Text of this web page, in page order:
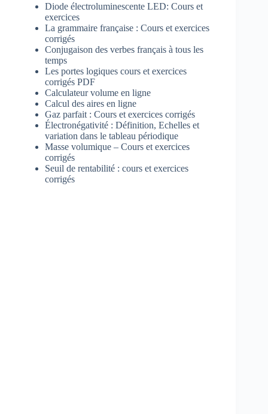
Diode électroluminescente LED: Cours et
exercices
La grammaire française : Cours et exercices
corrigés
Conjugaison des verbes français à tous les
temps
Les portes logiques cours et exercices
corrigés PDF
Calculateur volume en ligne
Calcul des aires en ligne
Gaz parfait : Cours et exercices corrigés
Électronégativité : Définition, Echelles et
variation dans le tableau périodique
Masse volumique – Cours et exercices
corrigés
Seuil de rentabilité : cours et exercices
corrigés